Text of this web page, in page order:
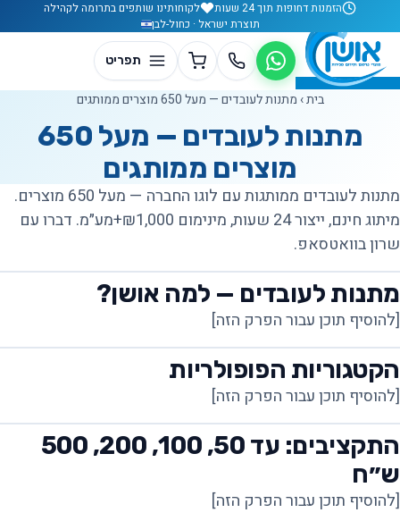
דלג לתוכןהזמנות דחופות תוך 24 שעות
לקוחותינו שותפים בתרומה לקהילה
תוצרת ישראל · כחול-לבן
בית› מתנות לעובדים — מעל 650 מוצרים ממותגים
מתנות לעובדים — מעל 650
מוצרים ממותגים
מתנות לעובדים ממותגות עם לוגו החברה — מעל 650 מוצרים.
מיתוג חינם, ייצור 24 שעות, מינימום ₪1,000+מע״מ. דברו עם
שרון בוואטסאפ.
מתנות לעובדים — למה אושן?
[להוסיף תוכן עבור הפרק הזה]
הקטגוריות הפופולריות
[להוסיף תוכן עבור הפרק הזה]
התקציבים: עד 50, 100, 200, 500
ש״ח
[להוסיף תוכן עבור הפרק הזה]